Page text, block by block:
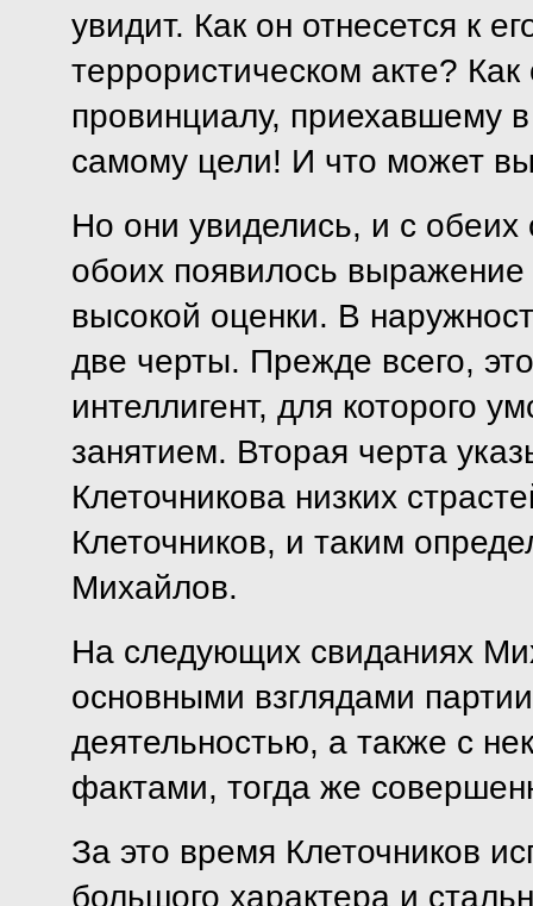
увидит. Как он отнесется к
террористическом акте?
провинциалу, приехавшему
самому цели! И что может
Но они увиделись, и с обеих
обоих появилось
высокой оценки. В
две черты. Прежде всего,
интеллигент, для которого
занятием. Вторая черта
Клеточникова низких
Клеточников, и таким
Михайлов.
На следующих свиданиях
основными взглядами
деятельностью, а также с
фактами, тогда же
За это время Клеточников
большого характера и